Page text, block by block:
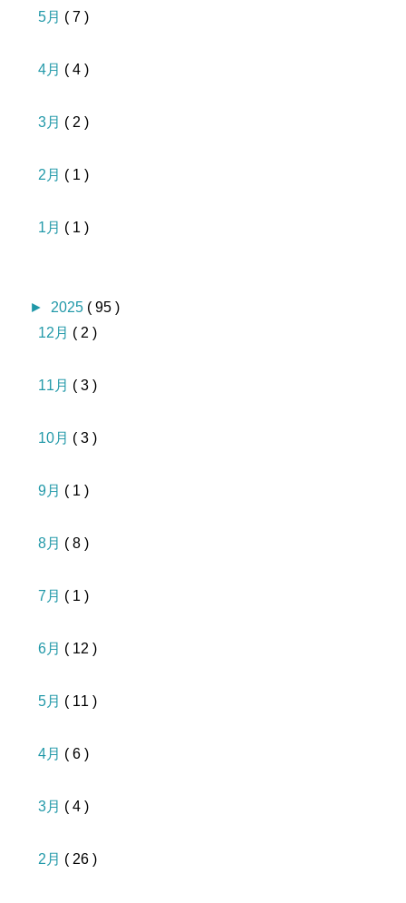
5月 ( 7 )
4月 ( 4 )
3月 ( 2 )
2月 ( 1 )
1月 ( 1 )
► 2025 ( 95 )
12月 ( 2 )
11月 ( 3 )
10月 ( 3 )
9月 ( 1 )
8月 ( 8 )
7月 ( 1 )
6月 ( 12 )
5月 ( 11 )
4月 ( 6 )
3月 ( 4 )
2月 ( 26 )